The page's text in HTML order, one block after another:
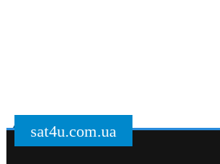
sat4u.com.ua